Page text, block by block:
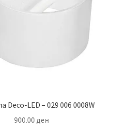
Deco-LED – 029 006 0008W
900.00 ден